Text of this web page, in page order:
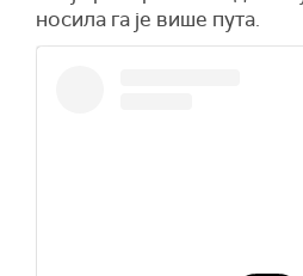
носила га је више пута.